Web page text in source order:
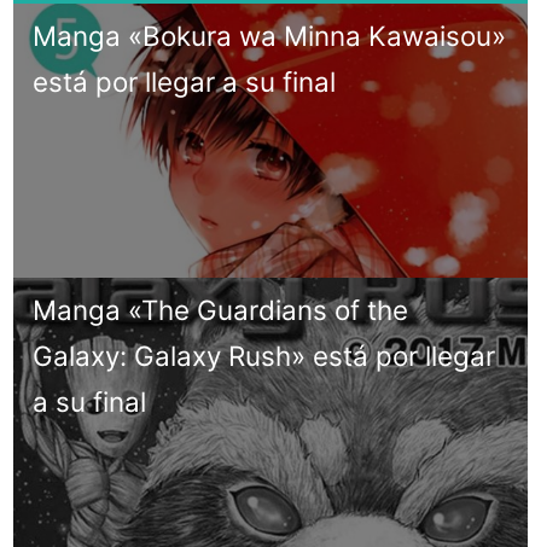
Manga «Bokura wa Minna Kawaisou»
está por llegar a su final
Manga «The Guardians of the
Galaxy: Galaxy Rush» está por llegar
a su final